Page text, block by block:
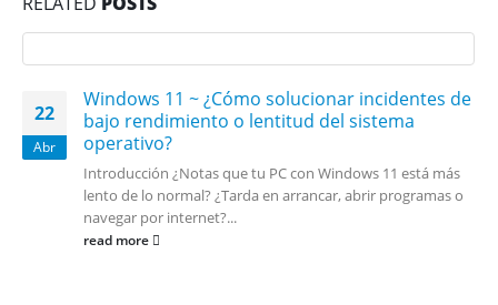
22
Abr
Windows 11 ~ ¿Cómo solucionar incidentes de
bajo rendimiento o lentitud del sistema
operativo?
Introducción ¿Notas que tu PC con Windows 11 está más
lento de lo normal? ¿Tarda en arrancar, abrir programas o
navegar por internet?...
read more